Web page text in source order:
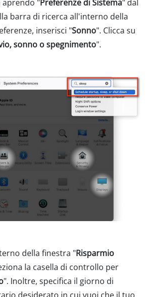
aprendo "Preferenze di Sistema" dal
barra di ricerca all'interno della
inserisci "Sonno". Clicca su
sonno o spegnimento".
della finestra "Risparmio
la casella di controllo per
". Inoltre, specifica il giorno di